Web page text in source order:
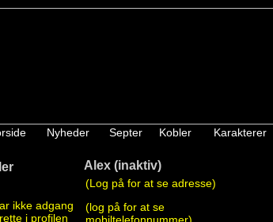
Nyheder Septer Kobler Karakterer
ikke adgang
i profilen
Alex (inaktiv)
(Log på for at se adresse)
(log på for at se